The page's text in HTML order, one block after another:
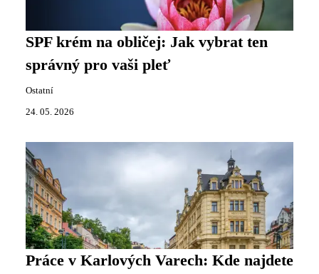
SPF krém na obličej: Jak vybrat ten
správný pro vaši pleť
Ostatní
24. 05. 2026
Práce v Karlových Varech: Kde najdete